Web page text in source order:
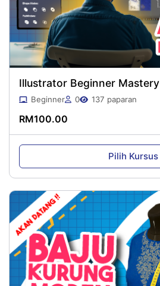
Illustrator Beginner Mastery
Beginner 0 137 paparan
RM100.00
Pilih Kursus